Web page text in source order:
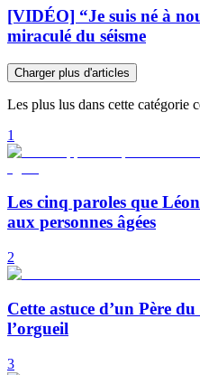
[VIDÉO] “Je suis né à
miraculé du séisme
Charger plus d'articles
Les plus lus dans cette catégorie
1
Les cinq paroles que
aux personnes âgées
2
Cette astuce d’un Père
l’orgueil
3